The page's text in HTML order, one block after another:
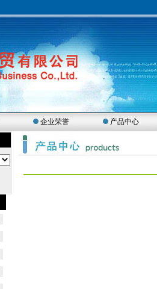
企业荣誉 产品中心